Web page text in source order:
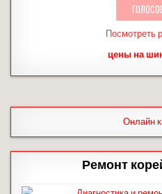
Посмотреть
цены на
Онлайн
Ремонт